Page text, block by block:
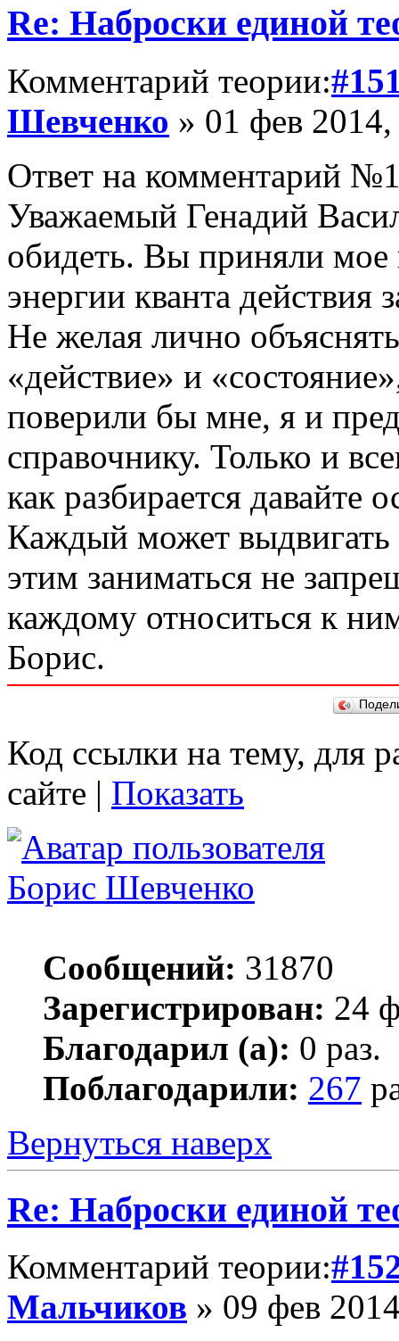
Re: Наброски единой
Комментарий теории:
Шевченко » 01 фев
Ответ на комментарий
Уважаемый Генадий
обидеть. Вы приняли
энергии кванта действия
Не желая лично
«действие» и
поверили бы мне, я и
справочнику. Только и
как разбирается давайте
Каждый может выдвигать
этим заниматься не
каждому относиться к
Борис.
Код ссылки на тему, для
сайте | Показать
Борис Шевченко
Сообщений: 31870
Зарегистрирован: 24
Благодарил (а): 0 раз.
Поблагодарили: 267
Вернуться наверх
Re: Наброски единой
Комментарий теории:
Мальчиков » 09 фев